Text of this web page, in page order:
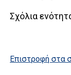
Σχόλια
Επιστροφή στα